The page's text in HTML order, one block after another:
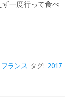
一度行って食べ
フランス タグ: 2017